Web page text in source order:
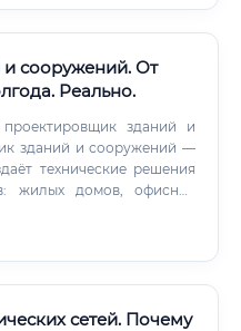
сооружений. От
Реально.
зданий и
зданий и сооружений —
технические решения
жилых домов, офисных
По сути, именно этот
сетей. Почему